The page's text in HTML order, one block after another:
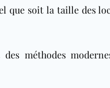
que soit la taille des
méthodes